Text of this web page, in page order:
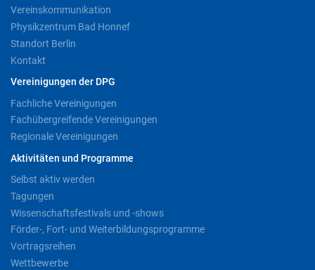
Vereinskommunikation
Physikzentrum Bad Honnef
Standort Berlin
Kontakt
Vereinigungen der DPG
Fachliche Vereinigungen
Fachübergreifende Vereinigungen
Regionale Vereinigungen
Aktivitäten und Programme
Selbst aktiv werden
Tagungen
Wissenschaftsfestivals und -shows
Förder-, Fort- und Weiterbildungsprogramme
Vortragsreihen
Wettbewerbe